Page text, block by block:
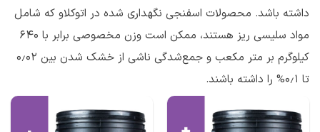
داشته باشد. محصولات اسفنجی نگهداری شده در اتوکلاو که شامل
مواد سلیسی ریز هستند، ممکن است وزن مخصوصی برابر با ۶۴۰
کیلوگرم بر متر مکعب و جمع‌شدگی ناشی از خشک شدن بین ۰٫۰۲
تا ۰٫۱% را داشته باشند.